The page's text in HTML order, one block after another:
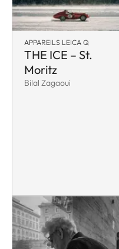
APPAREILS LEICA Q
THE ICE – St.
Moritz
Bilal Zagaoui